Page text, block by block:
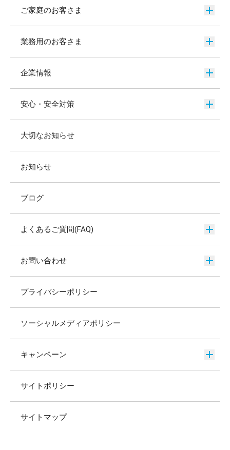
ご家庭のお客さま
業務用のお客さま
企業情報
安心・安全対策
大切なお知らせ
お知らせ
ブログ
よくあるご質問(FAQ)
お問い合わせ
プライバシーポリシー
ソーシャルメディアポリシー
キャンペーン
サイトポリシー
サイトマップ